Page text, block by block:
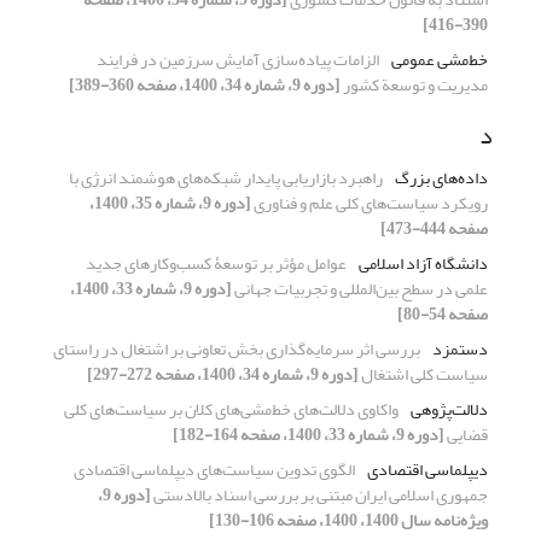
390-416]
خط‌مشی عمومی الزامات پیاده‌سازی آمایش سرزمین در فرایند
مدیریت و توسعة کشور[دوره 9، شماره 34، 1400، صفحه 360-389]
د
داده‌های بزرگ راهبرد بازاریابی پایدار شبکه‌های هوشمند انرژی با
رویکرد سیاست‌های کلی علم و فناوری [دوره 9، شماره 35، 1400،
صفحه 444-473]
دانشگاه آزاد اسلامی عوامل مؤثر بر توسعۀ کسب‌‌وکارهای جدید
علمی در سطح بین‌المللی و تجربیات جهانی [دوره 9، شماره 33، 1400،
صفحه 54-80]
دستمزد بررسی اثر سرمایه‌گذاری بخش تعاونی بر اشتغال در راستای
سیاست کلی اشتغال[دوره 9، شماره 34، 1400، صفحه 272-297]
دلالت‌پژوهی واکاوی دلالت‌های خط‌مشی‌های کلان بر سیاست‌های کلی
قضایی[دوره 9، شماره 33، 1400، صفحه 164-182]
دیپلماسی اقتصادی الگوی تدوین سیاست‌های دیپلماسی اقتصادی
جمهوری اسلامی ایران مبتنی بر بررسی اسناد بالادستی [دوره 9،
ویژه‌نامه سال 1400، 1400، صفحه 106-130]